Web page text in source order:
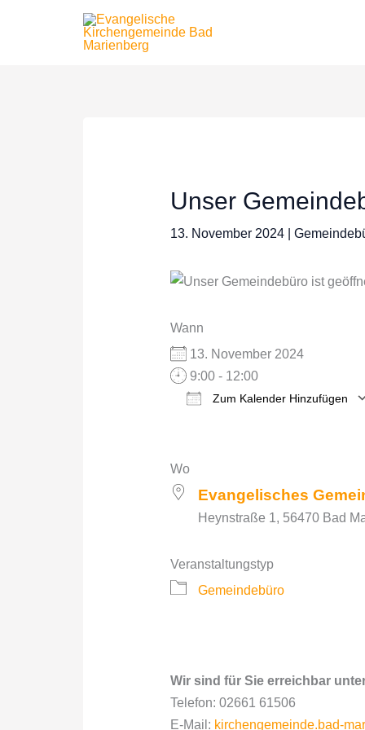
Unser
13. November 2024
Wann
13. November 2024
9:00 - 12:00
Zum Kalender Hinzufügen
Wo
Evangelisches
Heynstraße 1, 56470 Bad
Veranstaltungstyp
Gemeindebüro
Wir sind für Sie erreichbar
Telefon: 02661 61506
E-Mail: kirchengemeinde.bad-